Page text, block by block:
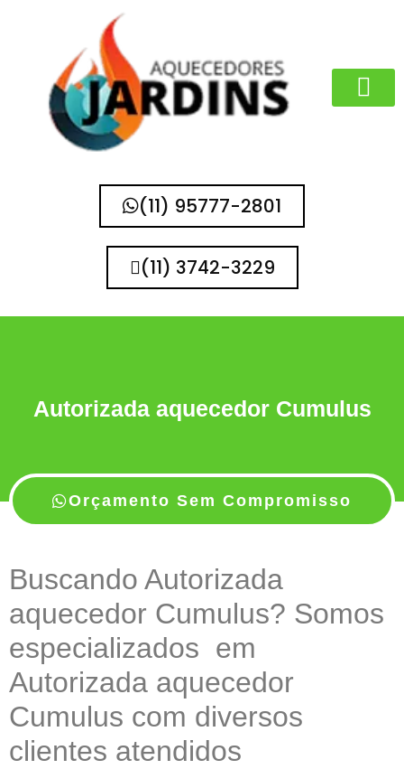
(11) 95777-2801
(11) 3742-3229
Autorizada aquecedor Cumulus
Orçamento Sem Compromisso
Buscando Autorizada
aquecedor Cumulus? Somos
especializados em
Autorizada aquecedor
Cumulus com diversos
clientes atendidos